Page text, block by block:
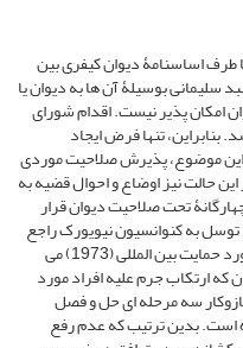
طرف اساسنامۀ دیوان کیفری بین
سلیمانی بوسیلۀ آن ها به دیوان یا
امکان پذیر نیست. اقدام شورای
بنابراین، تنها فرض ایجاد
موضوع، پذیرش صلاحیت موردی
حالت نیز اوضاع و احوال قضیه به
تحت صلاحیت دیوان قرار
توسل به کنوانسیون نیویورک راجع
به پیشگیری و مجازات جرائم علیه اشخاص مورد حمایت بین المللی (1973) می
که ارتکاب جرم علیه افراد مورد
سه مرحله ای حل و فصل
است. بدین ترتیب که عدم رفع